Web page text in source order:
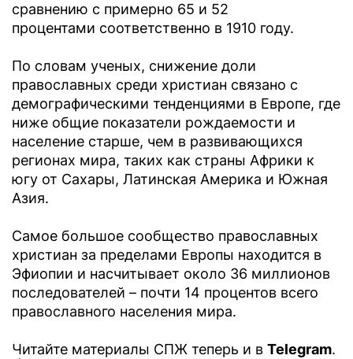
сравнению с примерно 65 и 52
процентами соответственно в 1910 году.
По словам ученых, снижение доли
православных среди христиан связано с
демографическими тенденциями в Европе, где
ниже общие показатели рождаемости и
население старше, чем в развивающихся
регионах мира, таких как страны Африки к
югу от Сахары, Латинская Америка и Южная
Азия.
Самое большое сообщество православных
христиан за пределами Европы находится в
Эфиопии и насчитывает около 36 миллионов
последователей – почти 14 процентов всего
православного населения мира.
Читайте материалы СПЖ теперь и в Telegram.